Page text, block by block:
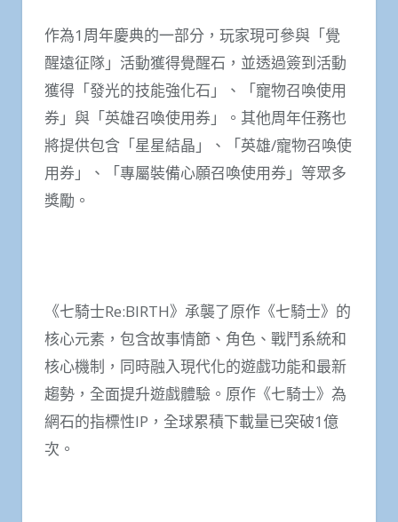
作為1周年慶典的一部分，玩家現可參與「覺
醒遠征隊」活動獲得覺醒石，並透過簽到活動
獲得「發光的技能強化石」、「寵物召喚使用
券」與「英雄召喚使用券」。其他周年任務也
將提供包含「星星結晶」、「英雄/寵物召喚使
用券」、「專屬裝備心願召喚使用券」等眾多
獎勵。
《七騎士Re:BIRTH》承襲了原作《七騎士》的
核心元素，包含故事情節、角色、戰鬥系統和
核心機制，同時融入現代化的遊戲功能和最新
趨勢，全面提升遊戲體驗。原作《七騎士》為
網石的指標性IP，全球累積下載量已突破1億
次。